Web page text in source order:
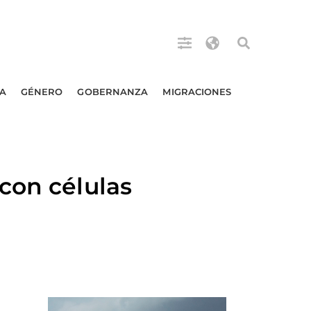
GÉNERO GOBERNANZA MIGRACIONES
células